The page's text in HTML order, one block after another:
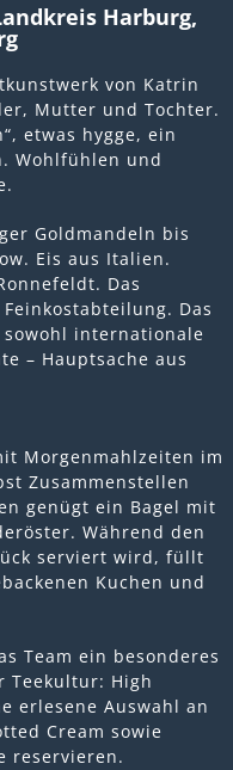
Harburg,
von Katrin
Mutter und Tochter.
etwas hygge, ein
Wohlfühlen und
Goldmandeln bis
Eis aus Italien.
Das
Das
internationale
– Hauptsache aus
Morgenmahlzeiten im
Zusammenstellen
genügt ein Bagel mit
Während den
serviert wird, füllt
Kuchen und
Team ein besonderes
Teekultur: High
erlesene Auswahl an
Cream sowie
reservieren.